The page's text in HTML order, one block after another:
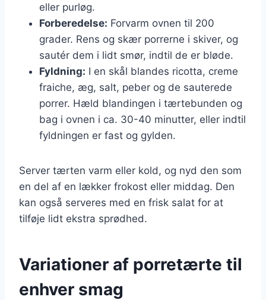
eller purløg.
Forberedelse: Forvarm ovnen til 200
grader. Rens og skær porrerne i skiver, og
sautér dem i lidt smør, indtil de er bløde.
Fyldning: I en skål blandes ricotta, creme
fraiche, æg, salt, peber og de sauterede
porrer. Hæld blandingen i tærtebunden og
bag i ovnen i ca. 30-40 minutter, eller indtil
fyldningen er fast og gylden.
Server tærten varm eller kold, og nyd den som
en del af en lækker frokost eller middag. Den
kan også serveres med en frisk salat for at
tilføje lidt ekstra sprødhed.
Variationer af porretærte til
enhver smag